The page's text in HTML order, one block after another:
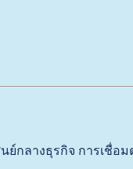
ย์กลางธุรกิจ การเชื่อ